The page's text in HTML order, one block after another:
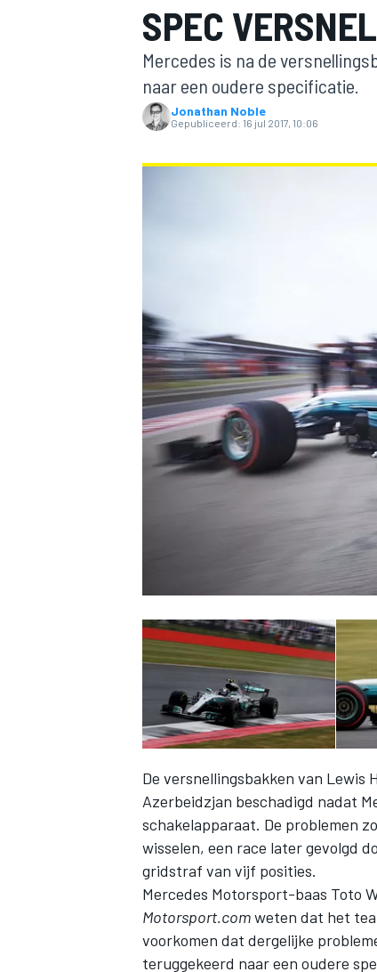
INDYCAR
WEC DTM
SPEC
Mercedes is na de
naar een oudere specificatie.
Jonathan Noble
Gepubliceerd: 16 jul 2017, 10:06
De versnellingsbakken van
Azerbeidzjan beschadigd nadat
schakelapparaat. De problemen
wisselen, een race later gevolgd
gridstraf van vijf posities.
Mercedes Motorsport-baas Toto
Motorsport.comweten dat het
voorkomen dat dergelijke
teruggekeerd naar een oudere